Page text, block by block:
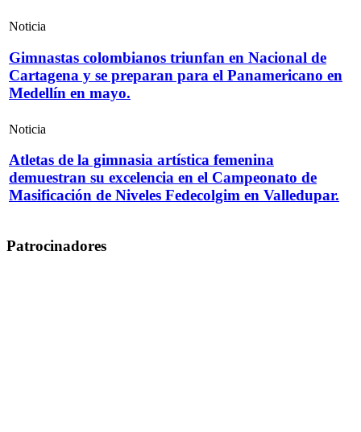
Noticia
Gimnastas colombianos triunfan en Nacional de
Cartagena y se preparan para el Panamericano en
Medellín en mayo.
Noticia
Atletas de la gimnasia artística femenina
demuestran su excelencia en el Campeonato de
Masificación de Niveles Fedecolgim en Valledupar.
Patrocinadores